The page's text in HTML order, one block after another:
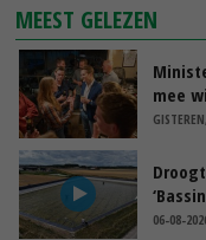
MEEST GELEZEN
mee
06-08-